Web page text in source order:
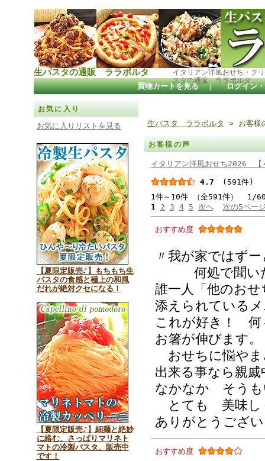
生パスタの通販 ララポルタ
イタリアン洋風おせち・ク
スタの通販 ララポルタ
買物カートを見る ｜ ログイン
お気に入り
お気に入りリストを見る
【夏限定販売♪】もちもち生
パスタの食感と極上の和風
だれが絶対クセになる！
【夏限定販売♪】細麺と絶妙
に絡む、さっぱりマリネト
マトの冷製パスタ、販売中
です！
生パスタ ララポルタ > お客様
お客様の声
イタリアン洋風おせち2026 【
4.7
(591件)
1件～10件 （全591件） 1/60
1
2 3 4 5 次へ 次の5ペー
おすすめ度
〃我が家ではず
何処で聞いた
誰一人「他のお
添えられている
これが好き！ 何
お箸が伸びます。
おせちに悩や
出来る事なら親
なかなか そう
とても 美味し
ありがとうござ
おすすめ度